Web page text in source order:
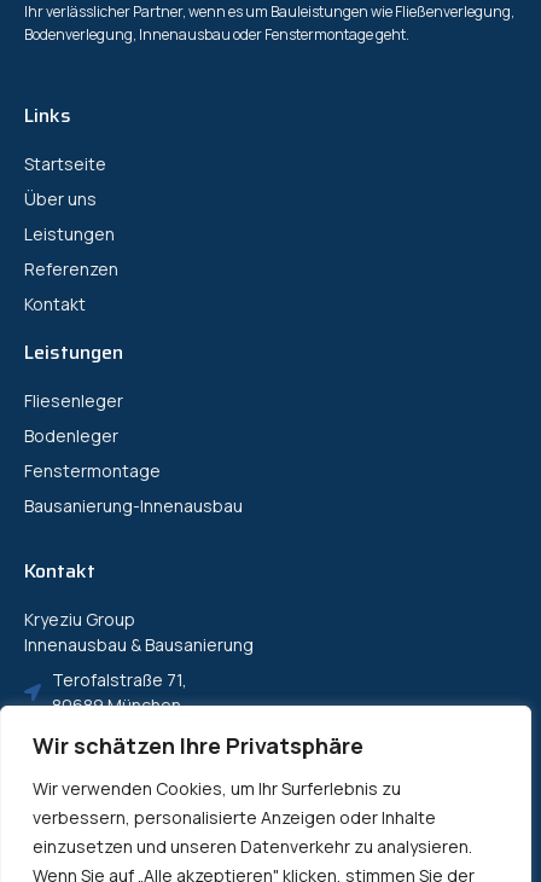
Wir schätzen Ihre Privatsphäre
Wir verwenden Cookies, um Ihr Surferlebnis zu
verbessern, personalisierte Anzeigen oder Inhalte
einzusetzen und unseren Datenverkehr zu analysieren.
Wenn Sie auf „Alle akzeptieren" klicken, stimmen Sie der
Ihr verlässlicher Partner, wenn es um Bauleistungen wie Fließenverlegung,
Bodenverlegung, Innenausbau oder Fenstermontage geht.
Links
Startseite
Über uns
Leistungen
Referenzen
Kontakt
Leistungen
Fliesenleger
Bodenleger
Fenstermontage
Bausanierung-Innenausbau
Kontakt
Kryeziu Group
Innenausbau & Bausanierung
Terofalstraße 71,
80689 München
info@kryeziugroup.de